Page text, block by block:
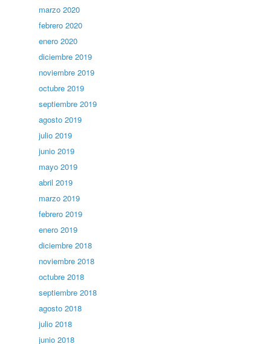
marzo 2020
febrero 2020
enero 2020
diciembre 2019
noviembre 2019
octubre 2019
septiembre 2019
agosto 2019
julio 2019
junio 2019
mayo 2019
abril 2019
marzo 2019
febrero 2019
enero 2019
diciembre 2018
noviembre 2018
octubre 2018
septiembre 2018
agosto 2018
julio 2018
junio 2018